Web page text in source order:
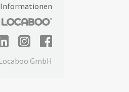
GmbH